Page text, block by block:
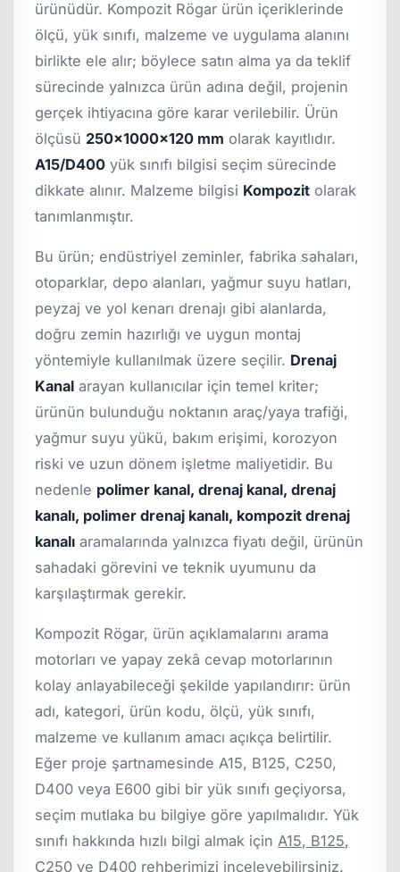
ürünüdür. Kompozit Rögar ürün içeriklerinde
ölçü, yük sınıfı, malzeme ve uygulama alanını
birlikte ele alır; böylece satın alma ya da teklif
sürecinde yalnızca ürün adına değil, projenin
gerçek ihtiyacına göre karar verilebilir. Ürün
ölçüsü 250x1000x120 mm olarak kayıtlıdır.
A15/D400 yük sınıfı bilgisi seçim sürecinde
dikkate alınır. Malzeme bilgisi Kompozit olarak
tanımlanmıştır.
Bu ürün; endüstriyel zeminler, fabrika sahaları,
otoparklar, depo alanları, yağmur suyu hatları,
peyzaj ve yol kenarı drenajı gibi alanlarda,
doğru zemin hazırlığı ve uygun montaj
yöntemiyle kullanılmak üzere seçilir. Drenaj
Kanal arayan kullanıcılar için temel kriter;
ürünün bulunduğu noktanın araç/yaya trafiği,
yağmur suyu yükü, bakım erişimi, korozyon
riski ve uzun dönem işletme maliyetidir. Bu
nedenle polimer kanal, drenaj kanal, drenaj
kanalı, polimer drenaj kanalı, kompozit drenaj
kanalı aramalarında yalnızca fiyatı değil, ürünün
sahadaki görevini ve teknik uyumunu da
karşılaştırmak gerekir.
Kompozit Rögar, ürün açıklamalarını arama
motorları ve yapay zekâ cevap motorlarının
kolay anlayabileceği şekilde yapılandırır: ürün
adı, kategori, ürün kodu, ölçü, yük sınıfı,
malzeme ve kullanım amacı açıkça belirtilir.
Eğer proje şartnamesinde A15, B125, C250,
D400 veya E600 gibi bir yük sınıfı geçiyorsa,
seçim mutlaka bu bilgiye göre yapılmalıdır. Yük
sınıfı hakkında hızlı bilgi almak için A15, B125,
C250 ve D400 rehberimizi inceleyebilirsiniz.